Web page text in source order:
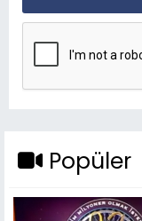
Popüler